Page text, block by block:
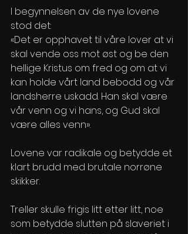
I begynnelsen av de nye lovene
stod det:
«Det er opphavet til våre lover at vi
skal vende oss mot øst og be den
hellige Kristus om fred og om at vi
kan holde vårt land bebodd og vår
landsherre uskadd. Han skal være
vår venn og vi hans, og Gud skal
være alles venn».
Lovene var radikale og betydde et
klart brudd med brutale norrøne
skikker.
Treller skulle frigis litt etter litt, noe
som betydde slutten på slaveriet i